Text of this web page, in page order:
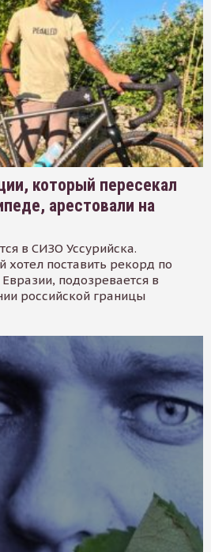
который пересекал
арестовали на
в СИЗО Уссурийска.
хотел поставить рекорд по
подозревается в
российской границы